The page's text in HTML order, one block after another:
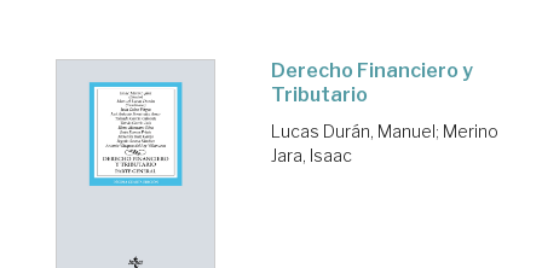
Derecho Financiero y
Tributario
Lucas Durán, Manuel; Merino
Jara, Isaac